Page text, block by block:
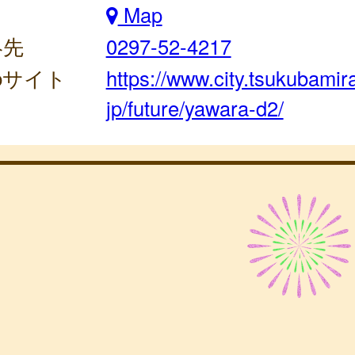
Map
0297-52-4217
イト
https://
jp/future/yawara-d2/